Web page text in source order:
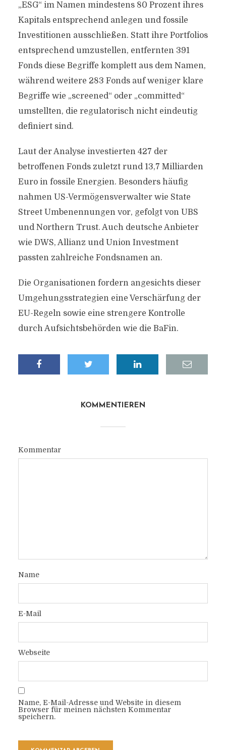
„ESG“ im Namen mindestens 80 Prozent ihres
Kapitals entsprechend anlegen und fossile
Investitionen ausschließen. Statt ihre Portfolios
entsprechend umzustellen, entfernten 391
Fonds diese Begriffe komplett aus dem Namen,
während weitere 283 Fonds auf weniger klare
Begriffe wie „screened“ oder „committed“
umstellten, die regulatorisch nicht eindeutig
definiert sind.
Laut der Analyse investierten 427 der
betroffenen Fonds zuletzt rund 13,7 Milliarden
Euro in fossile Energien. Besonders häufig
nahmen US-Vermögensverwalter wie State
Street Umbenennungen vor, gefolgt von UBS
und Northern Trust. Auch deutsche Anbieter
wie DWS, Allianz und Union Investment
passten zahlreiche Fondsnamen an.
Die Organisationen fordern angesichts dieser
Umgehungsstrategien eine Verschärfung der
EU-Regeln sowie eine strengere Kontrolle
durch Aufsichtsbehörden wie die BaFin.
KOMMENTIEREN
Kommentar
Name
E-Mail
Webseite
Name, E-Mail-Adresse und Website in diesem
Browser für meinen nächsten Kommentar
speichern.